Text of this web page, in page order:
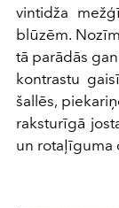
vintidža
blūzēm.
tā parādās
kontrastu
šallēs,
raksturīgā
un rotaļīguma